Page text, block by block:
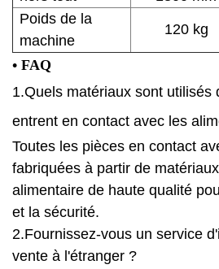
Poids de la
machine
120 kg
• FAQ
1.Quels matériaux sont utilisés
entrent en contact avec les
Toutes les pièces en contact
fabriquées à partir de
alimentaire de haute qualité
et la sécurité.
2.Fournissez-vous un service
vente à l'étranger ?